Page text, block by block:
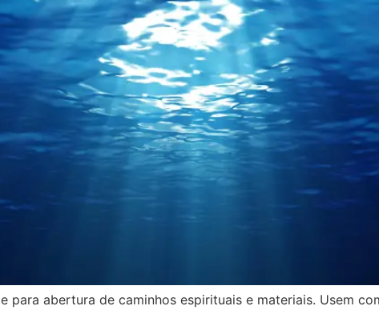
para abertura de caminhos espirituais e materiais. Usem